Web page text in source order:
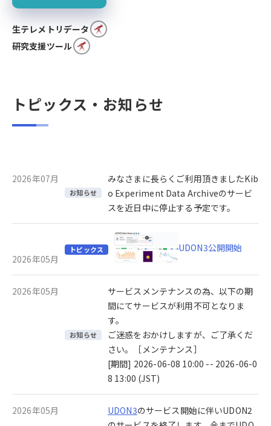
生テレメトリデータ
研究支援ツール
トピックス・お知らせ
2026年07月
お知らせ
みなさまに長らくご利用頂きましたKib
o Experiment Data Archiveのサービ
スを近日中に停止する予定です。
2026年05月
トピックス UDON3公開開始
2026年05月
お知らせ
サービスメンテナンスの為、以下の期
間にてサービスが利用不可となりま
す。
ご迷惑をおかけしますが、ご了承くだ
さい。［メンテナンス］
[期間] 2026-06-08 10:00 -- 2026-06-0
8 13:00 (JST)
2026年05月 UDON3のサービス開始に伴いUDON2